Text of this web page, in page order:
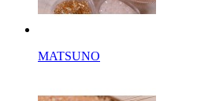
MATSUNO